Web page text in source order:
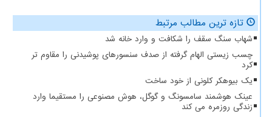
تازه ترین مطالب مرتبط
شهاب سنگ سقف را شکافت و وارد خانه شد
چسب زیستی الهام گرفته از صدف سنسورهای پوشیدنی را مقاوم تر
کرد
یک بیوهکر کلونی از خود ساخت
عینک هوشمند سامسونگ و گوگل، هوش مصنوعی را مستقیما وارد
زندگی روزمره می کند